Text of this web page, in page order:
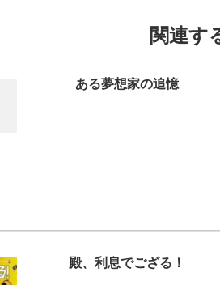
関連す
ある夢想家の追憶
殿、利息でござる！